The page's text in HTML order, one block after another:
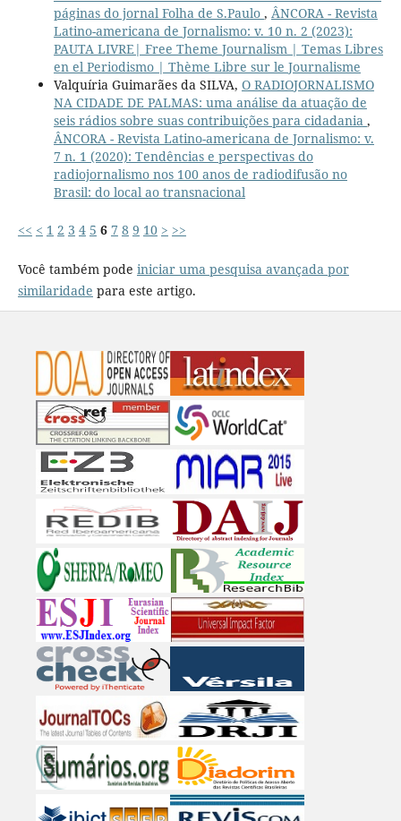
páginas do jornal Folha de S.Paulo , ÂNCORA - Revista
Latino-americana de Jornalismo: v. 10 n. 2 (2023):
PAUTA LIVRE| Free Theme Journalism | Temas Libres
en el Periodismo | Thème Libre sur le Journalisme
Valquíria Guimarães da SILVA, O RADIOJORNALISMO
NA CIDADE DE PALMAS: uma análise da atuação de
seis rádios sobre suas contribuições para cidadania ,
ÂNCORA - Revista Latino-americana de Jornalismo: v.
7 n. 1 (2020): Tendências e perspectivas do
radiojornalismo nos 100 anos de radiodifusão no
Brasil: do local ao transnacional
<< < 1 2 3 4 5 6 7 8 9 10 > >>
Você também pode iniciar uma pesquisa avançada por
similaridade para este artigo.